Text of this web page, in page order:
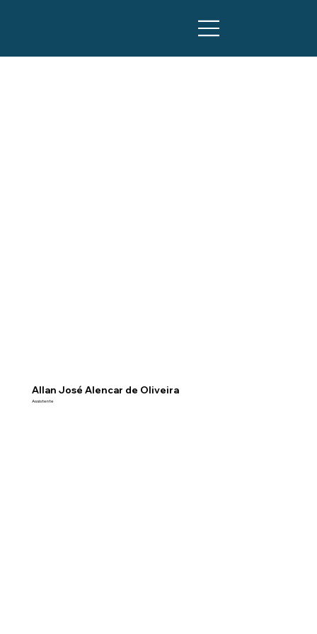
Allan José Alencar de Oliveira
Assistente